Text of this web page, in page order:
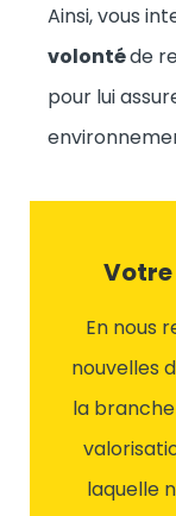
Ainsi, vous
volontéde
pour lui
En nous
nouvelles
la
laquelle